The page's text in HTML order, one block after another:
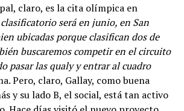
claro, es la cita olímpica en
será en junio, en San
ubicadas porque clasifican dos de
buscaremos competir en el circuito
pasar las qualy y entrar al cuadro
Pero, claro, Gallay, como buena
y su lado B, el social, está tan activo